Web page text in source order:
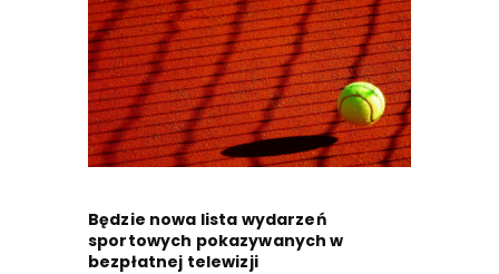
Będzie nowa lista wydarzeń
sportowych pokazywanych w
bezpłatnej telewizji